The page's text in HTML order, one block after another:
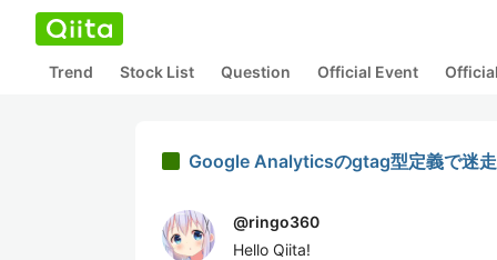
Trend Stock List Question Official Event
Google Analyticsのgtag型定義で迷走
@ringo360
Hello Qiita!